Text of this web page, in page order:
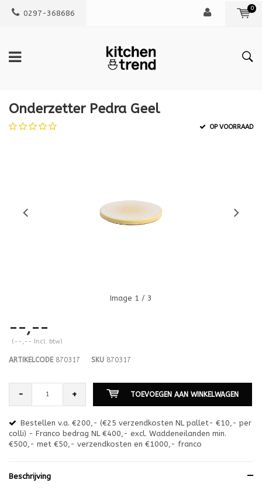
0297-368686
0
Onderzetter Pedra Geel
OP VOORRAAD
Image 1 / 3
--,--
(--,-- Incl. btw)
ARTIKELCODE870317 SKU 870317
- + TOEVOEGEN AAN WINKELWAGEN
Bestellen v.a. €200,- (€25 verzendkosten NL pallet- €10,- per
colli) - Franco bedrag NL €400,- excl. Waddeneilanden min.
€500,- met €50,- verzendkosten en €1000,- franco
Beschrijving